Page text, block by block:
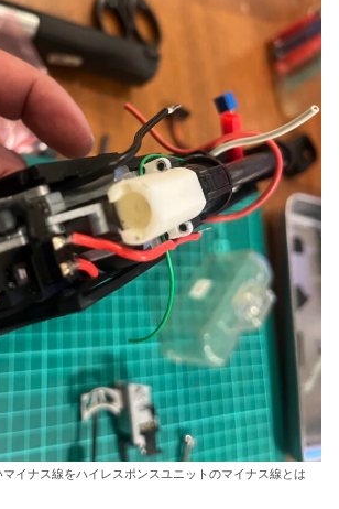
イナス線をハイレスポンスユニットのマイナス線とは